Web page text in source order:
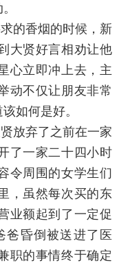
的香烟的时候，新
大贤好言相劝让他
心立即冲上去，主
动不仅让朋友非常
如何是好。
放弃了之前在一家
了一家二十四小时
令周围的女学生们
，虽然每次买的东
业额起到了一定促
爸昏倒被送进了医
职的事情终于确定